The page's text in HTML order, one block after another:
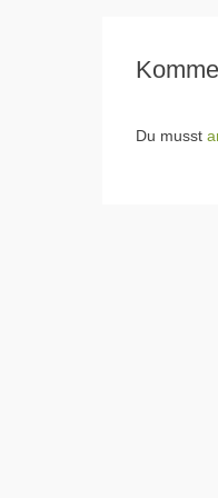
Du musst